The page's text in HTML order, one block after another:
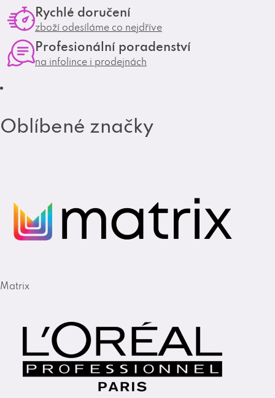
g
a
m
o
o
k
Rychlé doručení
zboží odesíláme co nejdříve
Profesionální poradenství
na infolince i prodejnách
Oblíbené značky
Matrix